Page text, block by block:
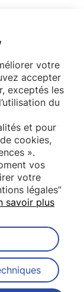
peer review,
votre
accepter
exceptés les
du
et pour
cookies,
».
vos
votre
légales”
savoir plus